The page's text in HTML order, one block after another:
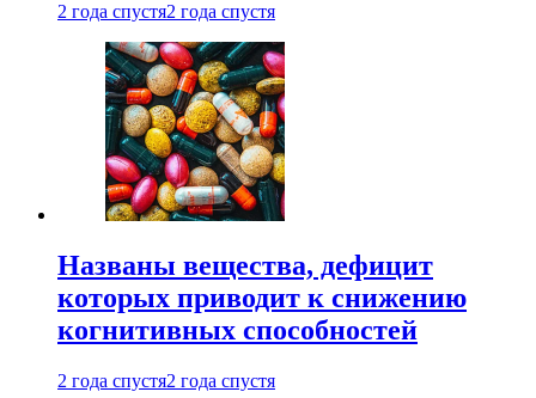
2 года спустя2 года спустя
Названы вещества, дефицит
которых приводит к снижению
когнитивных способностей
2 года спустя2 года спустя